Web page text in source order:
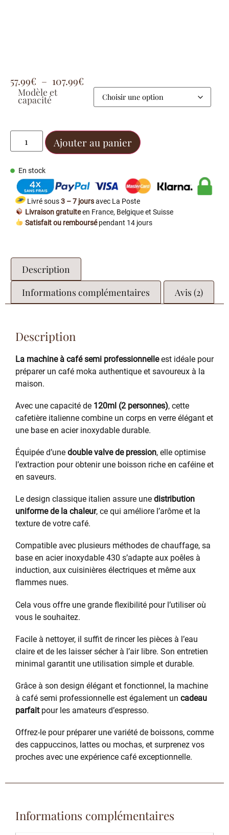
57.99€ – 107.99€
Modèle et
capacité
Ajouter au panier
En stock
Livré sous3 – 7 joursavec La Poste
Livraison gratuiteen France, Belgique et Suisse
Satisfait ou remboursépendant 14 jours
Description
Informations complémentaires
Avis (2)
Description
La machine à café semi professionnelleest idéale pour
préparer un café moka authentique et savoureux à la
maison.
Avec une capacité de 120ml (2 personnes), cette
cafetière italienne combine un corps en verre élégant et
une base en acier inoxydable durable.
Équipée d’une double valve de pression, elle optimise
l’extraction pour obtenir une boisson riche en caféine et
en saveurs.
Le design classique italien assure une distribution
uniforme de la chaleur, ce qui améliore l’arôme et la
texture de votre café.
Compatible avec plusieurs méthodes de chauffage, sa
base en acier inoxydable 430 s’adapte aux poêles à
induction, aux cuisinières électriques et même aux
flammes nues.
Cela vous offre une grande flexibilité pour l’utiliser où
vous le souhaitez.
Facile à nettoyer, il suffit de rincer les pièces à l’eau
claire et de les laisser sécher à l’air libre. Son entretien
minimal garantit une utilisation simple et durable.
Grâce à son design élégant et fonctionnel, la machine
à café semi professionnelle est également un cadeau
parfaitpour les amateurs d’espresso.
Offrez-le pour préparer une variété de boissons, comme
des cappuccinos, lattes ou mochas, et surprenez vos
proches avec une expérience café exceptionnelle.
Informations complémentaires